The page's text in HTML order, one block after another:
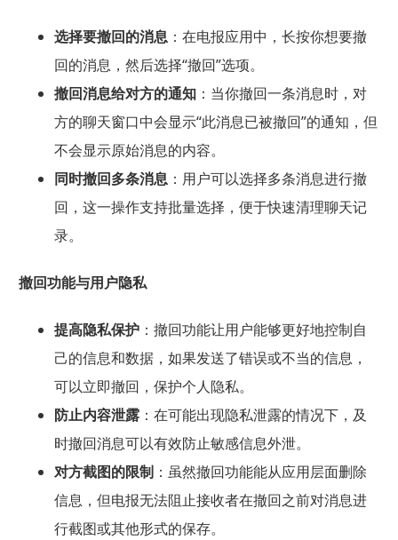
选择要撤回的消息：在电报应用中，长按你想要撤
回的消息，然后选择“撤回”选项。
撤回消息给对方的通知：当你撤回一条消息时，对
方的聊天窗口中会显示“此消息已被撤回”的通知，但
不会显示原始消息的内容。
同时撤回多条消息：用户可以选择多条消息进行撤
回，这一操作支持批量选择，便于快速清理聊天记
录。
撤回功能与用户隐私
提高隐私保护：撤回功能让用户能够更好地控制自
己的信息和数据，如果发送了错误或不当的信息，
可以立即撤回，保护个人隐私。
防止内容泄露：在可能出现隐私泄露的情况下，及
时撤回消息可以有效防止敏感信息外泄。
对方截图的限制：虽然撤回功能能从应用层面删除
信息，但电报无法阻止接收者在撤回之前对消息进
行截图或其他形式的保存。